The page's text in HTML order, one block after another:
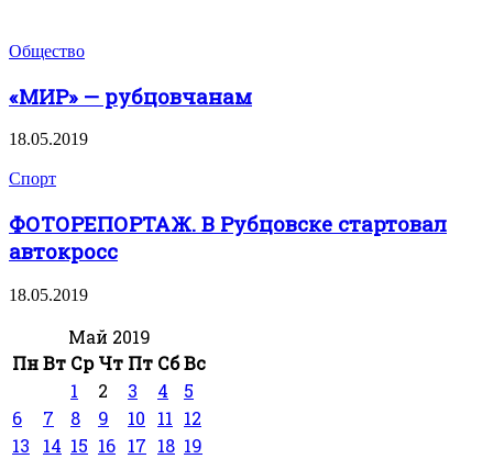
Общество
«МИР» — рубцовчанам
18.05.2019
Спорт
ФОТОРЕПОРТАЖ. В Рубцовске стартовал
автокросс
18.05.2019
Май 2019
ПнВт Ср Чт Пт СбВс
1
2 3 4
5
6
7 8 9 10 11
12
13
14 15 16 17 18 19